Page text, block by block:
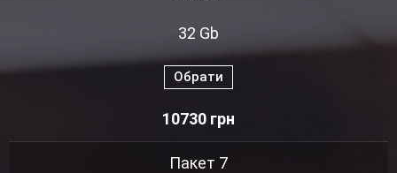
32 Gb
Обрати
10730 грн
Пакет 7